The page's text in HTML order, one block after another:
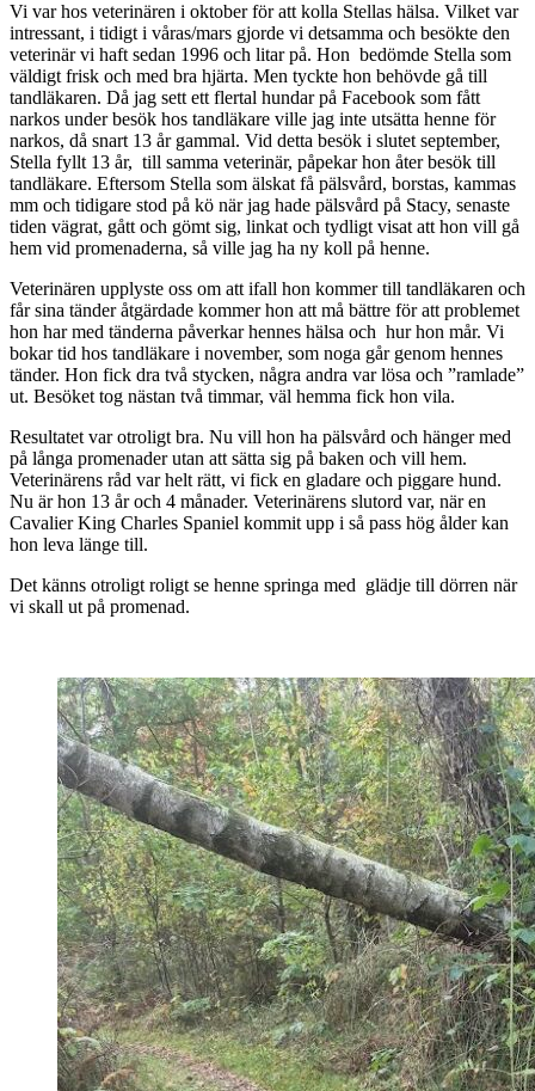
Vi var hos veterinären i oktober för att kolla Stellas hälsa. Vilket var
intressant, i tidigt i våras/mars gjorde vi detsamma och besökte den
veterinär vi haft sedan 1996 och litar på. Hon bedömde Stella som
väldigt frisk och med bra hjärta. Men tyckte hon behövde gå till
tandläkaren. Då jag sett ett flertal hundar på Facebook som fått
narkos under besök hos tandläkare ville jag inte utsätta henne för
narkos, då snart 13 år gammal. Vid detta besök i slutet september,
Stella fyllt 13 år, till samma veterinär, påpekar hon åter besök till
tandläkare. Eftersom Stella som älskat få pälsvård, borstas, kammas
mm och tidigare stod på kö när jag hade pälsvård på Stacy, senaste
tiden vägrat, gått och gömt sig, linkat och tydligt visat att hon vill gå
hem vid promenaderna, så ville jag ha ny koll på henne.
Veterinären upplyste oss om att ifall hon kommer till tandläkaren och
får sina tänder åtgärdade kommer hon att må bättre för att problemet
hon har med tänderna påverkar hennes hälsa och hur hon mår. Vi
bokar tid hos tandläkare i november, som noga går genom hennes
tänder. Hon fick dra två stycken, några andra var lösa och ”ramlade”
ut. Besöket tog nästan två timmar, väl hemma fick hon vila.
Resultatet var otroligt bra. Nu vill hon ha pälsvård och hänger med
på långa promenader utan att sätta sig på baken och vill hem.
Veterinärens råd var helt rätt, vi fick en gladare och piggare hund.
Nu är hon 13 år och 4 månader. Veterinärens slutord var, när en
Cavalier King Charles Spaniel kommit upp i så pass hög ålder kan
hon leva länge till.
Det känns otroligt roligt se henne springa med glädje till dörren när
vi skall ut på promenad.